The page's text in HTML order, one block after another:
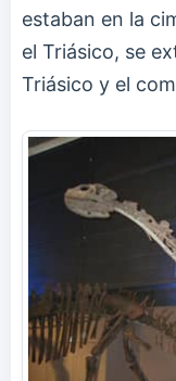
estaban en la
el Triásico, se
Triásico y el